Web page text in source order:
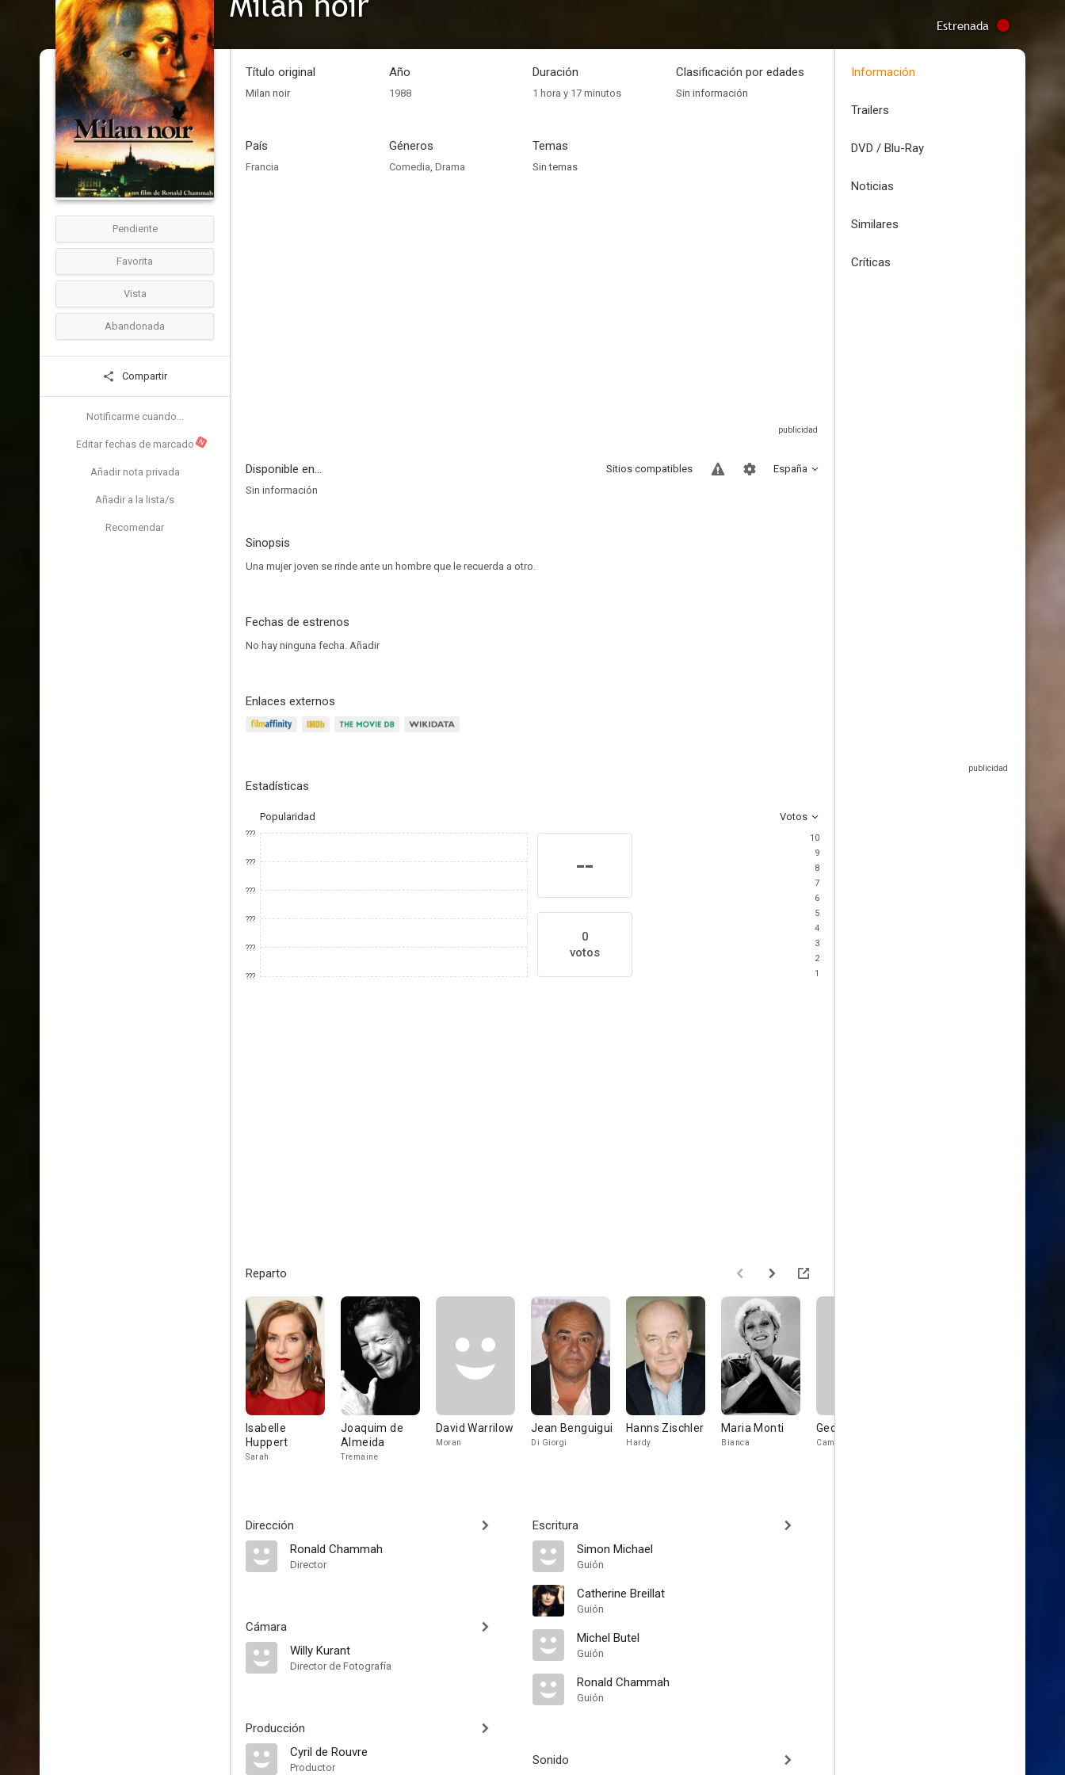
Estrenada
Pendiente
Favorita
Vista
Abandonada
Compartir
Notificarme cuando...
Editar fechas de marcado N
Añadir nota privada
Añadir a la lista/s
Recomendar
Título original
Milan noir
Año
1988
Duración
1 hora y 17 minutos
Clasificación por edades
Sin información
País
Francia
Géneros
Comedia, Drama
Temas
Sin temas
Disponible en... España
Sitios compatibles
Sin información
Sinopsis
Una mujer joven se rinde ante un hombre que le recuerda a otro.
Fechas de estrenos
No hay ninguna fecha. Añadir
Enlaces externos
Estadísticas
Popularidad Votos
???
???
???
???
???
???
--
0
votos
10
9
8
7
6
5
4
3
2
1
Reparto
Isabelle
Huppert
Sarah
Joaquim de
Almeida
Tremaine
David Warrilow
Moran
Jean Benguigui
Di Giorgi
Hanns Zischler
Hardy
Maria Monti
Bianca
Georges Wod
Camellieri
Dirección
Ronald Chammah
Director
Cámara
Willy Kurant
Director de Fotografía
Producción
Cyril de Rouvre
Productor
Escritura
Simon Michael
Guión
Catherine Breillat
Guión
Michel Butel
Guión
Ronald Chammah
Guión
Sonido
Información
Trailers
DVD / Blu-Ray
Noticias
Similares
Críticas